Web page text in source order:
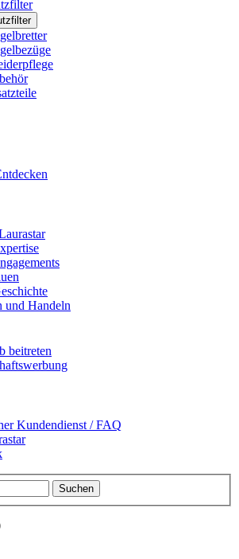
und Handeln
beitreten
Kundendienst / FAQ
Suchen